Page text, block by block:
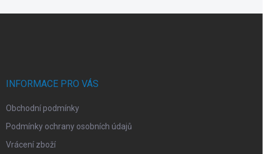
INFORMACE PRO VÁS
Obchodní podmínky
Podmínky ochrany osobních údajů
Vrácení zboží